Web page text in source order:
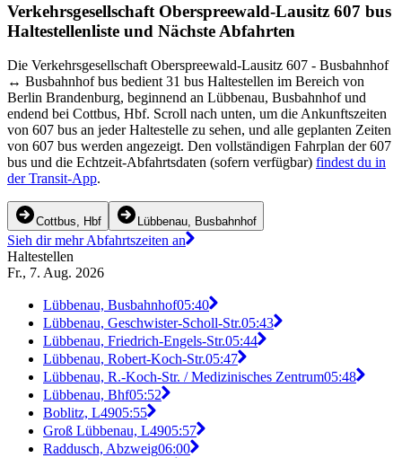
Verkehrsgesellschaft Oberspreewald-Lausitz 607 bus
Haltestellenliste und Nächste Abfahrten
Die Verkehrsgesellschaft Oberspreewald-Lausitz 607 - Busbahnhof
↔︎ Busbahnhof bus bedient 31 bus Haltestellen im Bereich von
Berlin Brandenburg, beginnend an Lübbenau, Busbahnhof und
endend bei Cottbus, Hbf. Scroll nach unten, um die Ankunftszeiten
von 607 bus an jeder Haltestelle zu sehen, und alle geplanten Zeiten
von 607 bus werden angezeigt. Den vollständigen Fahrplan der 607
bus und die Echtzeit-Abfahrtsdaten (sofern verfügbar) findest du in
der Transit-App.
Cottbus, Hbf Lübbenau, Busbahnhof
Sieh dir mehr Abfahrtszeiten an
Haltestellen
Fr., 7. Aug. 2026
Lübbenau, Busbahnhof05:40
Lübbenau, Geschwister-Scholl-Str.05:43
Lübbenau, Friedrich-Engels-Str.05:44
Lübbenau, Robert-Koch-Str.05:47
Lübbenau, R.-Koch-Str. / Medizinisches Zentrum05:48
Lübbenau, Bhf05:52
Boblitz, L4905:55
Groß Lübbenau, L4905:57
Raddusch, Abzweig06:00